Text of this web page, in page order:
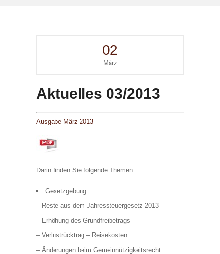
02
März
Aktuelles 03/2013
Ausgabe März 2013
Darin finden Sie folgende Themen.
Gesetzgebung
– Reste aus dem Jahressteuergesetz 2013
– Erhöhung des Grundfreibetrags
– Verlustrücktrag – Reisekosten
– Änderungen beim Gemeinnützigkeitsrecht